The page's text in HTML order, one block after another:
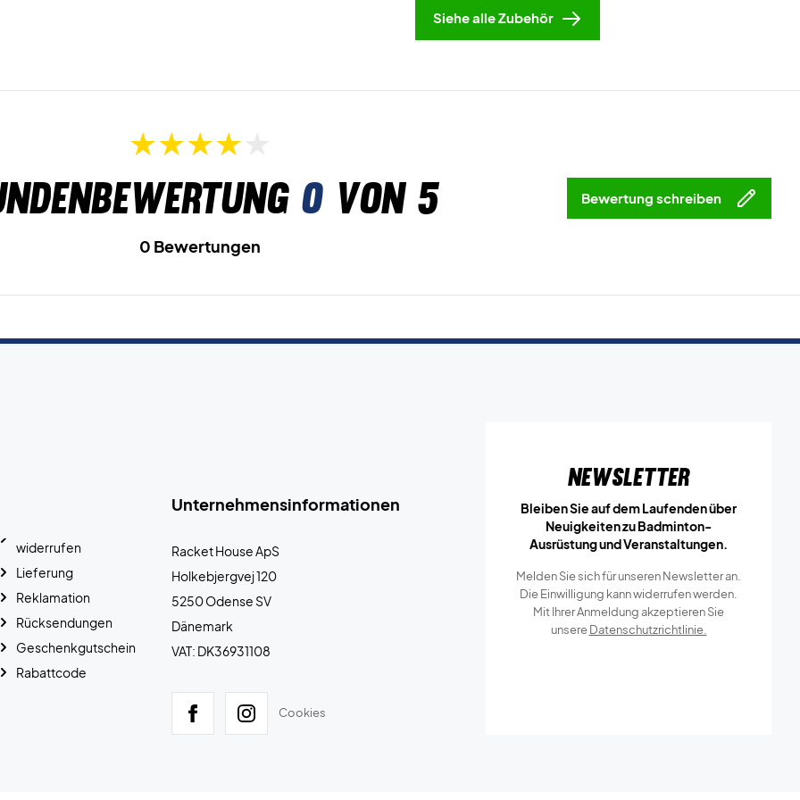
Siehe alle Zubehör
0von 5 Bewertung schreiben
0 Bewertungen
Unternehmensinformationen
Racket House ApS
Holkebjergvej 120
5250 Odense SV
Dänemark
VAT: DK36931108
Cookies
widerrufen
Lieferung
Reklamation
Rücksendungen
Geschenkgutschein
Rabattcode
Newsletter
Bleiben Sie auf dem Laufenden über
Neuigkeiten zu Badminton-
Ausrüstung und Veranstaltungen.
Melden Sie sich für unseren Newsletter an.
Die Einwilligung kann widerrufen werden.
Mit Ihrer Anmeldung akzeptieren Sie
unsereDatenschutzrichtlinie.